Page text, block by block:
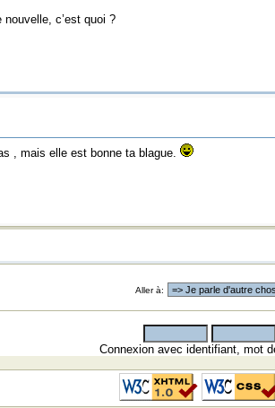
c’est quoi ?
, mais elle est bonne ta blague.
Aller à:
Connexion avec identifiant, mot